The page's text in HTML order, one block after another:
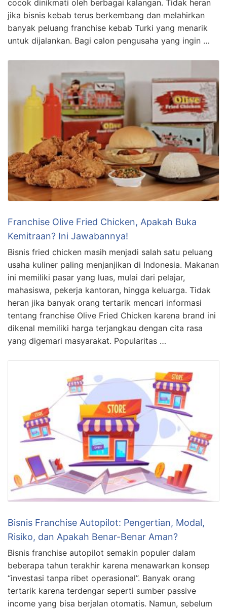
cocok dinikmati oleh berbagai kalangan. Tidak heran
jika bisnis kebab terus berkembang dan melahirkan
banyak peluang franchise kebab Turki yang menarik
untuk dijalankan. Bagi calon pengusaha yang ingin …
Franchise Olive Fried Chicken, Apakah Buka
Kemitraan? Ini Jawabannya!
Bisnis fried chicken masih menjadi salah satu peluang
usaha kuliner paling menjanjikan di Indonesia. Makanan
ini memiliki pasar yang luas, mulai dari pelajar,
mahasiswa, pekerja kantoran, hingga keluarga. Tidak
heran jika banyak orang tertarik mencari informasi
tentang franchise Olive Fried Chicken karena brand ini
dikenal memiliki harga terjangkau dengan cita rasa
yang digemari masyarakat. Popularitas …
Bisnis Franchise Autopilot: Pengertian, Modal,
Risiko, dan Apakah Benar-Benar Aman?
Bisnis franchise autopilot semakin populer dalam
beberapa tahun terakhir karena menawarkan konsep
“investasi tanpa ribet operasional”. Banyak orang
tertarik karena terdengar seperti sumber passive
income yang bisa berjalan otomatis. Namun, sebelum